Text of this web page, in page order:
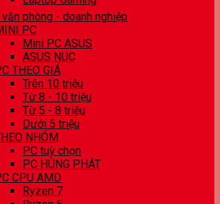
văn phòng - doanh nghiệp
PC
Mini PC ASUS
ASUS NUC
THEO GIÁ
Trên 10 triệu
Từ 8 - 10 triệu
Từ 5 - 8 triệu
Dưới 5 triệu
NHÓM
PC tuỳ chọn
PC HÙNG PHÁT
CPU AMD
Ryzen 7